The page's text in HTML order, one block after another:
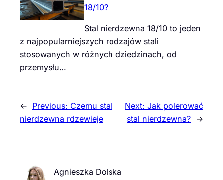
18/10?
Stal nierdzewna 18/10 to jeden
z najpopularniejszych rodzajów stali
stosowanych w różnych dziedzinach, od
przemysłu…
← Previous: Czemu stal
nierdzewna rdzewieje
Next: Jak polerować
stal nierdzewna? →
Agnieszka Dolska